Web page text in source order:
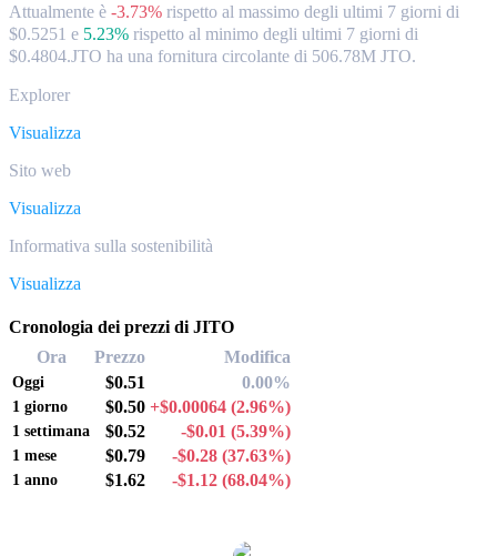
Attualmente è -3.73% rispetto al massimo degli ultimi 7 giorni di
$0.5251 e 5.23% rispetto al minimo degli ultimi 7 giorni di
$0.4804.JTO ha una fornitura circolante di 506.78M JTO.
Explorer
Visualizza
Sito web
Visualizza
Informativa sulla sostenibilità
Visualizza
Cronologia dei prezzi di JITO
Ora
Prezzo Modifica
Oggi $0.51 0.00%
1 giorno $0.50 +$0.00064 (2.96%)
1 settimana $0.52 -$0.01 (5.39%)
1 mese $0.79 -$0.28 (37.63%)
1 anno $1.62 -$1.12 (68.04%)